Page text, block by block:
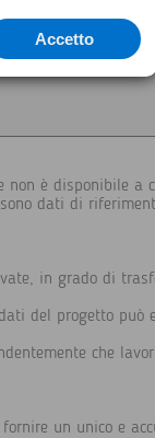
non è disponibile a
dati di
in grado di
del progetto può
che
un unico e
Accetto